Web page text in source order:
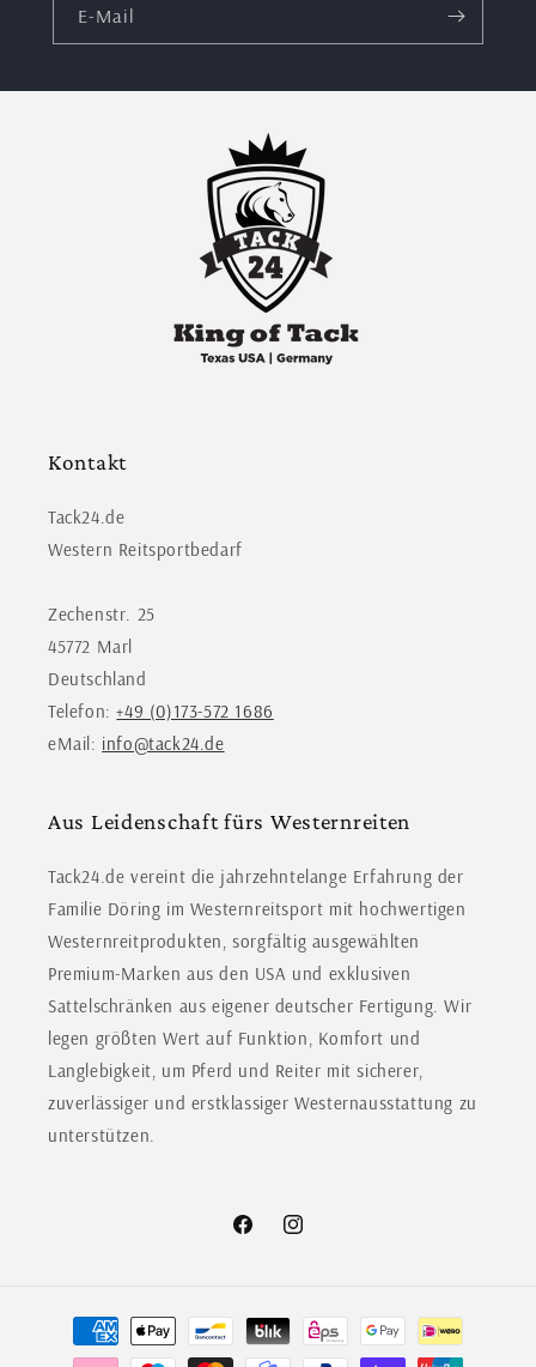
E-Mail
Kontakt
Tack24.de
Western Reitsportbedarf
Zechenstr. 25
45772 Marl
Deutschland
Telefon:+49 (0)173-572 1686
eMail: info@tack24.de
Aus Leidenschaft fürs Westernreiten
Tack24.de vereint die jahrzehntelange Erfahrung der
Familie Döring im Westernreitsport mit hochwertigen
Westernreitprodukten, sorgfältig ausgewählten
Premium-Marken aus den USA und exklusiven
Sattelschränken aus eigener deutscher Fertigung. Wir
legen größten Wert auf Funktion, Komfort und
Langlebigkeit, um Pferd und Reiter mit sicherer,
zuverlässiger und erstklassiger Westernausstattung zu
unterstützen.
FacebookInstagram
Zahlungsmethoden